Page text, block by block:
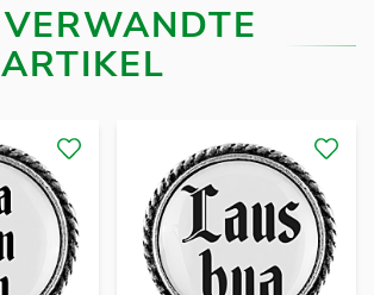
VERWANDTE
ARTIKEL